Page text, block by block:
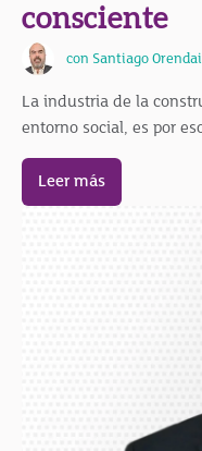
consciente
con Santiago
La industria de la
entorno social, es por
Leer más